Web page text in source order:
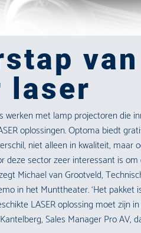
laser
werken met lamp projectoren die
oplossingen. Optoma biedt
niet alleen in kwaliteit, maar
deze sector zeer interessant is
Michael van Grootveld,
in het Munttheater. ‘Het
LASER oplossing moet zijn
Sales Manager Pro AV,